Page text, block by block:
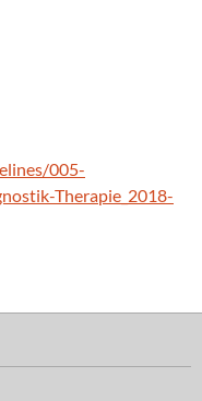
005-
Therapie_2018-